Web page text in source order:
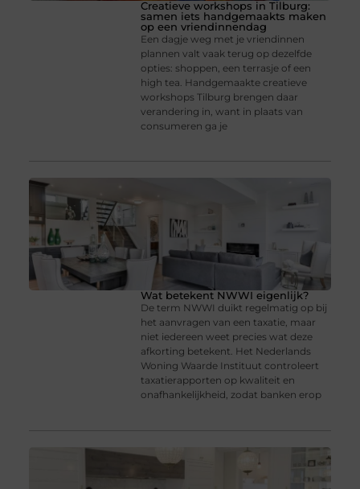
Creatieve workshops in Tilburg:
samen iets handgemaakts maken
op een vriendinnendag
Een dagje weg met je vriendinnen
plannen valt vaak terug op dezelfde
opties: shoppen, een terrasje of een
high tea. Handgemaakte creatieve
workshops Tilburg brengen daar
verandering in, want in plaats van
consumeren ga je
Wat betekent NWWI eigenlijk?
De term NWWI duikt regelmatig op bij
het aanvragen van een taxatie, maar
niet iedereen weet precies wat deze
afkorting betekent. Het Nederlands
Woning Waarde Instituut controleert
taxatierapporten op kwaliteit en
onafhankelijkheid, zodat banken erop